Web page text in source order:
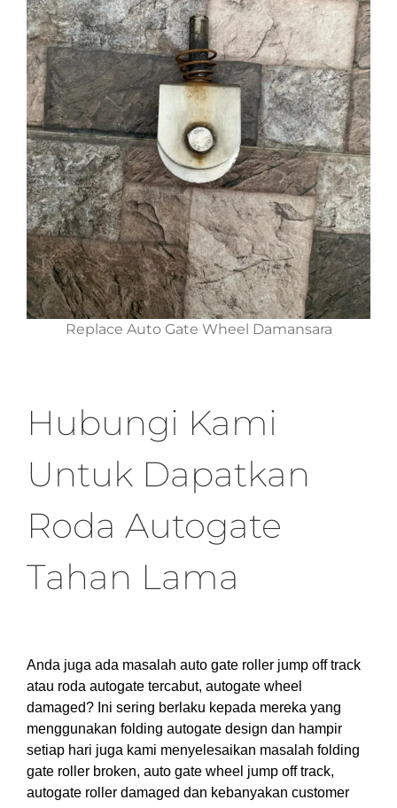
Replace Auto Gate Wheel Damansara
Hubungi Kami
Untuk Dapatkan
Roda Autogate
Tahan Lama
Anda juga ada masalah auto gate roller jump off track
atau roda autogate tercabut, autogate wheel
damaged? Ini sering berlaku kepada mereka yang
menggunakan folding autogate design dan hampir
setiap hari juga kami menyelesaikan masalah folding
gate roller broken, auto gate wheel jump off track,
autogate roller damaged dan kebanyakan customer